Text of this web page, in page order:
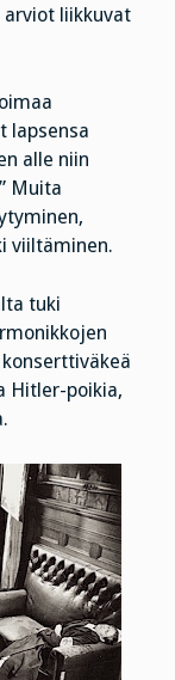
liikkuvat
lapsensa
alle niin
Muita
viiltäminen.
tuki
Hitler-poikia,